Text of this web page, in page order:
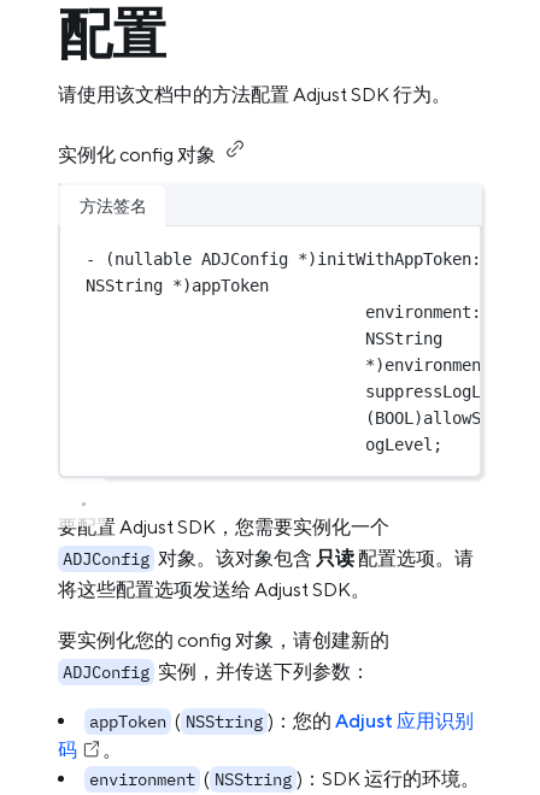
配置
请使用该文档中的方法配置 Adjust SDK 行为。
实例化 config 对象
方法签名
- (nullable ADJConfig *
NSString *)appToken
NSString
*)environment
suppressLogLevel:
(BOOL
ogLevel;
要配置 Adjust SDK，您需要实例化一个
ADJConfig 对象。该对象包含 只读配置选项。请
将这些配置选项发送给 Adjust SDK。
要实例化您的 config 对象，请创建新的
ADJConfig 实例，并传送下列参数：
appToken ( NSString )：您的 Adjust 应用识别
码
。
environment ( NSString )：SDK 运行的环境。